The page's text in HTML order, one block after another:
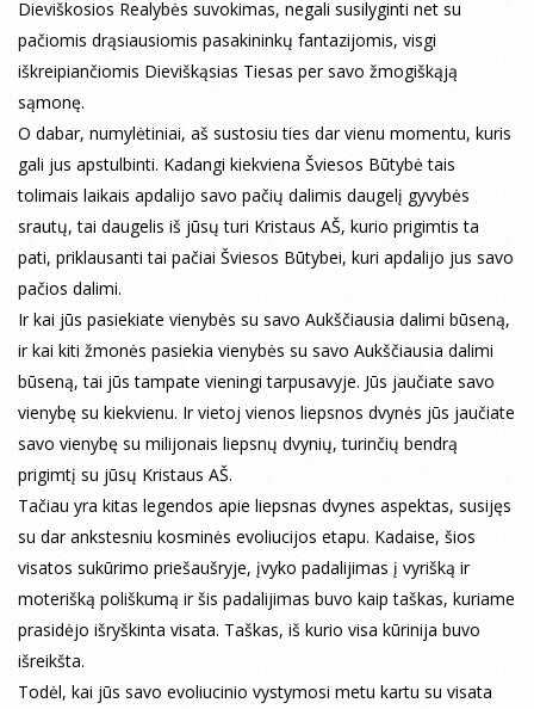
Dieviškosios Realybės suvokimas, negali susilyginti net su
pačiomis drąsiausiomis pasakininkų fantazijomis, visgi
iškreipiančiomis Dieviškąsias Tiesas per savo žmogiškąją
sąmonę.
O dabar, numylėtiniai, aš sustosiu ties dar vienu momentu, kuris
gali jus apstulbinti. Kadangi kiekviena Šviesos Būtybė tais
tolimais laikais apdalijo savo pačių dalimis daugelį gyvybės
srautų, tai daugelis iš jūsų turi Kristaus AŠ, kurio prigimtis ta
pati, priklausanti tai pačiai Šviesos Būtybei, kuri apdalijo jus savo
pačios dalimi.
Ir kai jūs pasiekiate vienybės su savo Aukščiausia dalimi būseną,
ir kai kiti žmonės pasiekia vienybės su savo Aukščiausia dalimi
būseną, tai jūs tampate vieningi tarpusavyje. Jūs jaučiate savo
vienybę su kiekvienu. Ir vietoj vienos liepsnos dvynės jūs jaučiate
savo vienybę su milijonais liepsnų dvynių, turinčių bendrą
prigimtį su jūsų Kristaus AŠ.
Tačiau yra kitas legendos apie liepsnas dvynes aspektas, susijęs
su dar ankstesniu kosminės evoliucijos etapu. Kadaise, šios
visatos sukūrimo priešaušryje, įvyko padalijimas į vyrišką ir
moterišką poliškumą ir šis padalijimas buvo kaip taškas, kuriame
prasidėjo išryškinta visata. Taškas, iš kurio visa kūrinija buvo
išreikšta.
Todėl, kai jūs savo evoliucinio vystymosi metu kartu su visata